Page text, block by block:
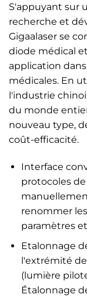
S'appuyant sur
recherche et
Gigaalaser se
diode médical
application
médicales. En
l'industrie
du monde
nouveau type,
coût-efficacité.
Interface
protocoles
renommer
paramètres
Etalonnage
l'extrémité
(lumière
Étalonnage